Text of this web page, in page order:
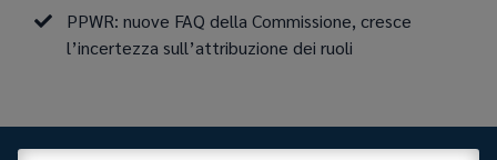
PPWR: nuove FAQ della Commissione, cresce
l’incertezza sull’attribuzione dei ruoli